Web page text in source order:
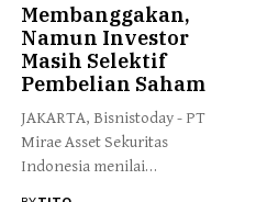
Membanggakan,
Namun Investor
Masih Selektif
Pembelian Saham
JAKARTA, Bisnistoday - PT
Mirae Asset Sekuritas
Indonesia menilai